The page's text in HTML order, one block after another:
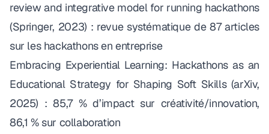
review and integrative model for running hackathons
(Springer, 2023) : revue systématique de 87 articles
sur les hackathons en entreprise
Embracing Experiential Learning: Hackathons as an
Educational Strategy for Shaping Soft Skills(arXiv,
2025) : 85,7 % d’impact sur créativité/innovation,
86,1 % sur collaboration